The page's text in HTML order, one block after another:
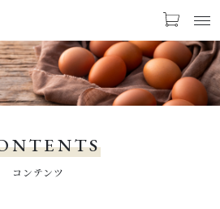
LOGIN
コンテンツ